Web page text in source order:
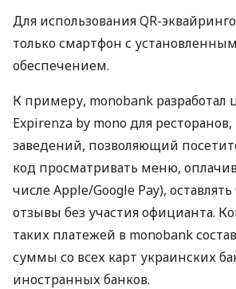
Для использования QR-
только смартфон с
обеспечением.
К примеру, monobank разработал
Expirenza by mono для
заведений, позволяющий
код просматривать меню,
числе Apple/Google Pay),
отзывы без участия официанта.
таких платежей в monobank
суммы со всех карт украинских
иностранных банков.